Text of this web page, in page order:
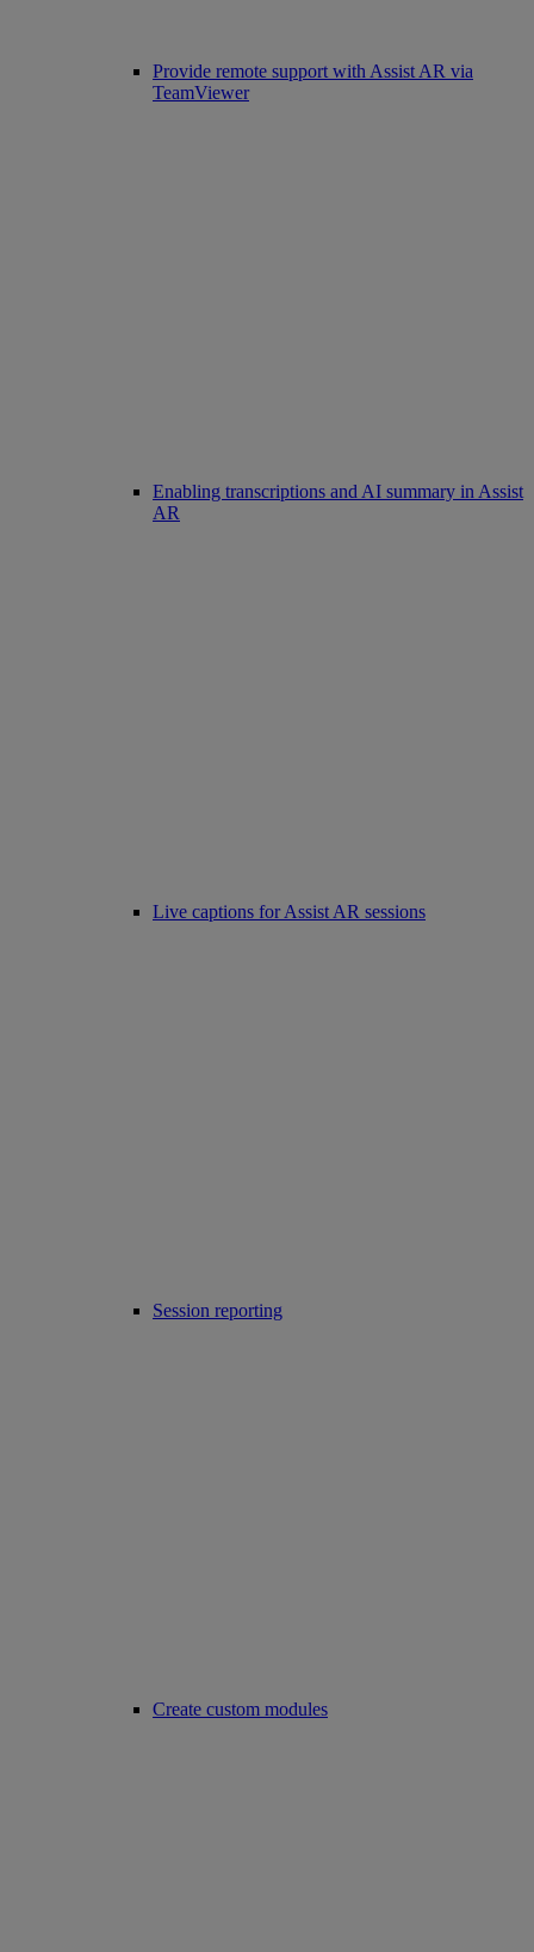
Provide remote support with Assist AR via
TeamViewer
Enabling transcriptions and AI summary in Assist
AR
Live captions for Assist AR sessions
Session reporting
Create custom modules